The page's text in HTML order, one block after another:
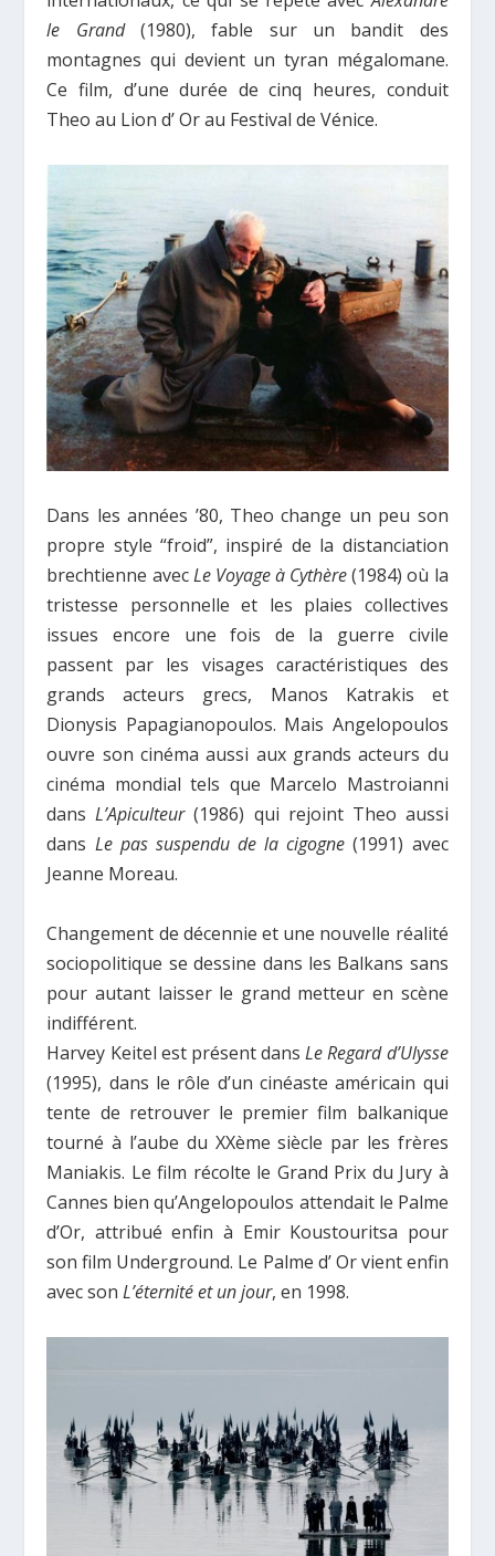
le Grand(1980), fable sur un bandit des
montagnes qui devient un tyran mégalomane.
Ce film, d’une durée de cinq heures, conduit
Theo au Lion d’ Or au Festival de Vénice.
Dans les années ’80, Theo change un peu son
propre style “froid”, inspiré de la distanciation
brechtienne avecLe Voyage à Cythère(1984) où la
tristesse personnelle et les plaies collectives
issues encore une fois de la guerre civile
passent par les visages caractéristiques des
grands acteurs grecs, Manos Katrakis et
Dionysis Papagianopoulos. Mais Angelopoulos
ouvre son cinéma aussi aux grands acteurs du
cinéma mondial tels que Marcelo Mastroianni
dansL’Apiculteur(1986) qui rejoint Theo aussi
dans Le pas suspendu de la cigogne(1991) avec
Jeanne Moreau.
Changement de décennie et une nouvelle réalité
sociopolitique se dessine dans les Balkans sans
pour autant laisser le grand metteur en scène
indifférent.
Harvey Keitel est présent dansLe Regard d’Ulysse
(1995), dans le rôle d’un cinéaste américain qui
tente de retrouver le premier film balkanique
tourné à l’aube du XXème siècle par les frères
Maniakis. Le film récolte le Grand Prix du Jury à
Cannes bien qu’Angelopoulos attendait le Palme
d’Οr, attribué enfin à Emir Koustouritsa pour
son film Underground. Le Palme d’ Or vient enfin
avec sonL’éternité et un jour, en 1998.